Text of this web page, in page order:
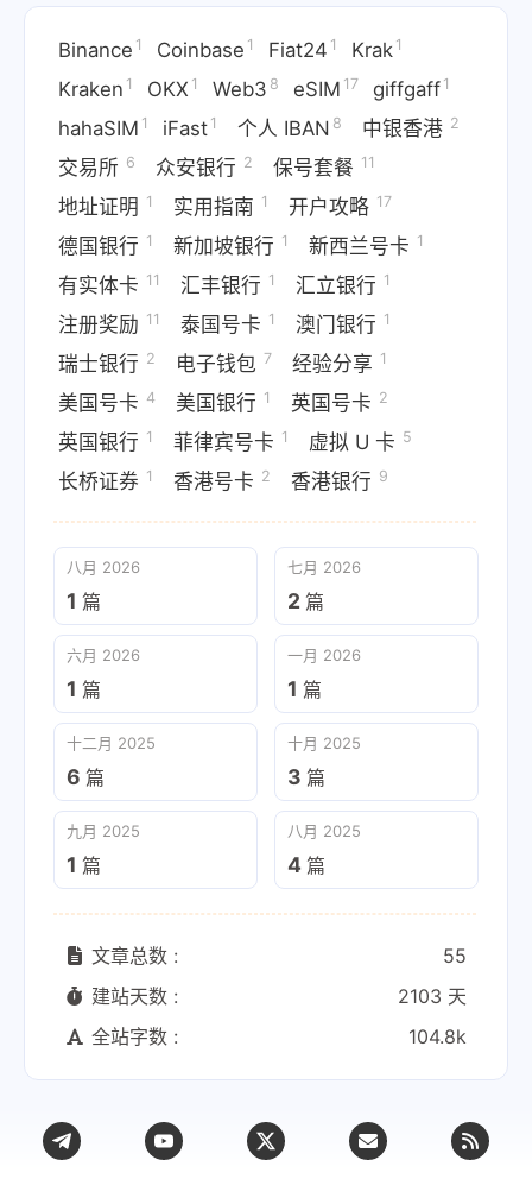
Binance 1 Coinbase 1 Fiat24 1 Krak 1
Kraken 1 OKX 1 Web3 8 eSIM 17 giffgaff 1
hahaSIM 1 iFast 1 个人 IBAN 8 中银香港 2
交易所 6 众安银行 2 保号套餐 11
地址证明 1 实用指南 1 开户攻略 17
德国银行 1 新加坡银行 1 新西兰号卡 1
有实体卡 11 汇丰银行 1 汇立银行 1
注册奖励 11 泰国号卡 1 澳门银行 1
瑞士银行 2 电子钱包 7 经验分享 1
美国号卡 4 美国银行 1 英国号卡 2
英国银行 1 菲律宾号卡 1 虚拟 U 卡 5
长桥证券 1 香港号卡 2 香港银行 9
八月 2026
1 篇
七月 2026
2 篇
六月 2026
1 篇
一月 2026
1 篇
十二月 2025
6 篇
十月 2025
3 篇
九月 2025
1 篇
八月 2025
4 篇
文章总数 :
55
建站天数 :
2103 天
全站字数 :
104.8k